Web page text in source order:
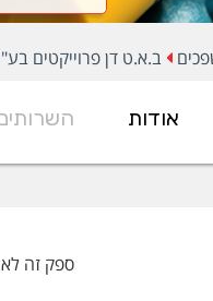
ב.א.ט דן פרוייקטים
אודות
ספק זה לא